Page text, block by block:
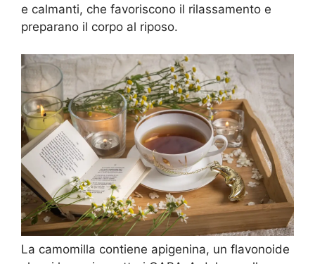
e calmanti, che favoriscono il rilassamento e
preparano il corpo al riposo.
La camomilla contiene apigenina, un flavonoide